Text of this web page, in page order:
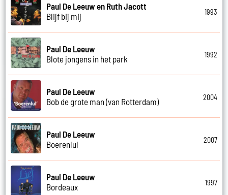
Paul De Leeuw en Ruth Jacott
Blijf bij mij
1993
Paul De Leeuw
Blote jongens in het park
1992
Paul De Leeuw
Bob de grote man (van Rotterdam)
2004
Paul De Leeuw
Boerenlul
2007
Paul De Leeuw
Bordeaux
1997